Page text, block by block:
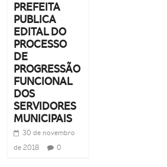
PREFEITA
PUBLICA
EDITAL DO
PROCESSO
DE
PROGRESSÃO
FUNCIONAL
DOS
SERVIDORES
MUNICIPAIS
30 de novembro
de 2018
0